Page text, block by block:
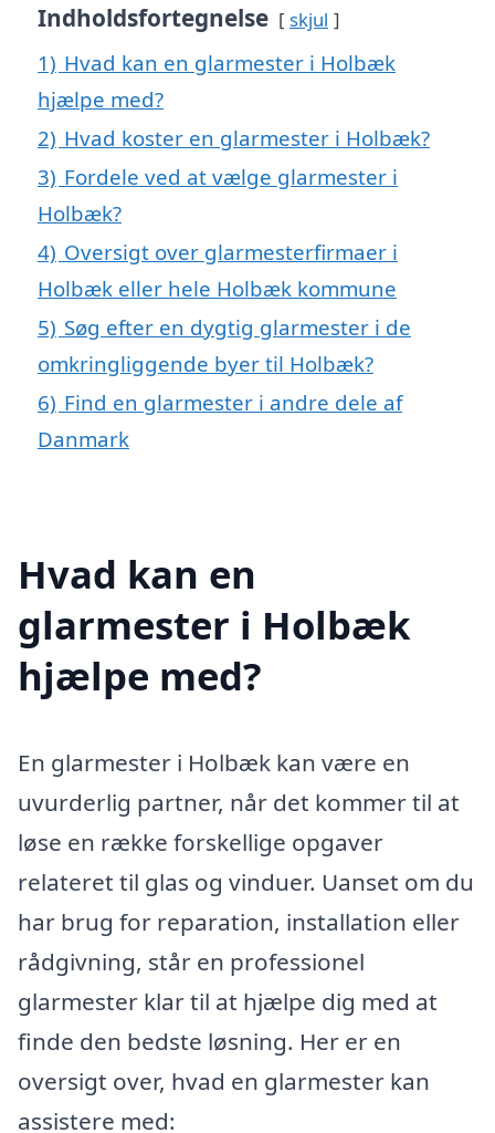
Indholdsfortegnelse skjul
1) Hvad kan en glarmester i Holbæk
hjælpe med?
2) Hvad koster en glarmester i Holbæk?
3) Fordele ved at vælge glarmester i
Holbæk?
4) Oversigt over glarmesterfirmaer i
Holbæk eller hele Holbæk kommune
5) Søg efter en dygtig glarmester i de
omkringliggende byer til Holbæk?
6) Find en glarmester i andre dele af
Danmark
Hvad kan en
glarmester i Holbæk
hjælpe med?
En glarmester i Holbæk kan være en
uvurderlig partner, når det kommer til at
løse en række forskellige opgaver
relateret til glas og vinduer. Uanset om du
har brug for reparation, installation eller
rådgivning, står en professionel
glarmester klar til at hjælpe dig med at
finde den bedste løsning. Her er en
oversigt over, hvad en glarmester kan
assistere med: